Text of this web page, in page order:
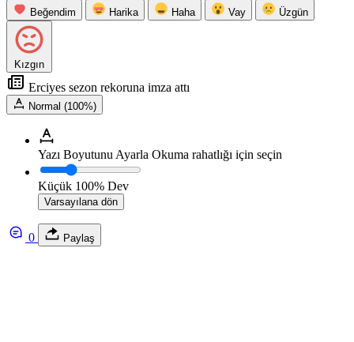
Beğendim Harika Haha Vay Üzgün
Kızgın
Erciyes sezon rekoruna imza attı
Normal (100%)
Yazı Boyutunu Ayarla Okuma rahatlığı için seçin
Küçük 100% Dev
Varsayılana dön
0 Paylaş